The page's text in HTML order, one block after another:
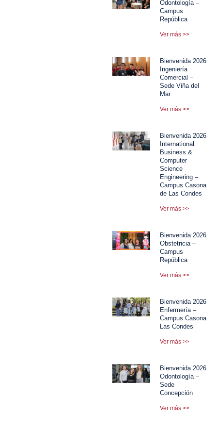
Odontología –
Campus
República
Ver más >>
Bienvenida 2026
Ingeniería
Comercial –
Sede Viña del
Mar
Ver más >>
Bienvenida 2026
International
Business &
Computer
Science
Engineering –
Campus Casona
de Las Condes
Ver más >>
Bienvenida 2026
Obstetricia –
Campus
República
Ver más >>
Bienvenida 2026
Enfermería –
Campus Casona
Las Condes
Ver más >>
Bienvenida 2026
Odontología –
Sede
Concepción
Ver más >>